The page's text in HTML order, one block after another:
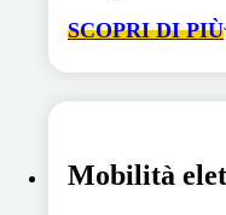
SCOPRI DI PIÙ
Mobilità